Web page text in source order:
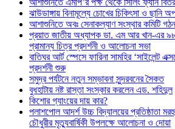
আশাশুনিতে এমপি’র পক্ষ থেকে সিলিং ফ্যান
ঝাউডাঙ্গায় বিনামূল্যে চোখের চিকিৎসা ও ছানি
আশাশুনিতে অবঃ সেনাকল্যাণ সংস্থার কমিটি গঠন
প্রয়াত জাতীয় অধ্যাপক ডা. এম আর খান-এর
প্রামান্য চিত্র প্রদর্শনী ও আলোচনা সভা
বাতিঘর আর্ট স্পেসে ফারিনা সামহির ‘সাইলেন্ট
প্রদর্শনী শুরু
সমুদ্র পর্যটনে নতুন সম্ভাবনা সুন্দরবনের সৈকত
বুধহাটায় নষ্ট রাস্তা সংস্কার করলেন এড. শহিদুল
কিশোর গ্যাংয়ের দায় কার?
পলাশপোল আদর্শ উচ্চ বিদ্যালয়ের প্রতিষ্ঠাতা
চৌধুরীর মৃত্যুবার্ষিকী উপলক্ষে আলোচনা ও দোয়া